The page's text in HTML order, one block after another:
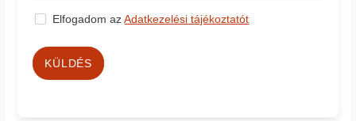
Elfogadom azAdatkezelési tájékoztatót
KÜLDÉS